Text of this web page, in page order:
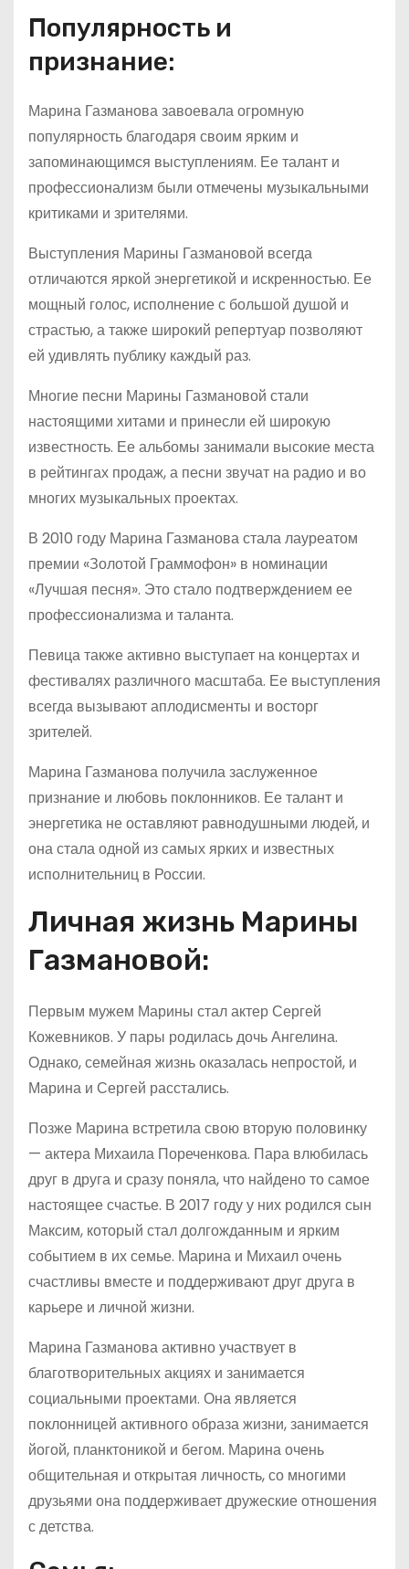
Популярность и
признание:
Марина Газманова завоевала огромную
популярность благодаря своим ярким и
запоминающимся выступлениям. Ее талант и
профессионализм были отмечены музыкальными
критиками и зрителями.
Выступления Марины Газмановой всегда
отличаются яркой энергетикой и искренностью. Ее
мощный голос, исполнение с большой душой и
страстью, а также широкий репертуар позволяют
ей удивлять публику каждый раз.
Многие песни Марины Газмановой стали
настоящими хитами и принесли ей широкую
известность. Ее альбомы занимали высокие места
в рейтингах продаж, а песни звучат на радио и во
многих музыкальных проектах.
В 2010 году Марина Газманова стала лауреатом
премии «Золотой Граммофон» в номинации
«Лучшая песня». Это стало подтверждением ее
профессионализма и таланта.
Певица также активно выступает на концертах и
фестивалях различного масштаба. Ее выступления
всегда вызывают аплодисменты и восторг
зрителей.
Марина Газманова получила заслуженное
признание и любовь поклонников. Ее талант и
энергетика не оставляют равнодушными людей, и
она стала одной из самых ярких и известных
исполнительниц в России.
Личная жизнь Марины
Газмановой:
Первым мужем Марины стал актер Сергей
Кожевников. У пары родилась дочь Ангелина.
Однако, семейная жизнь оказалась непростой, и
Марина и Сергей расстались.
Позже Марина встретила свою вторую половинку
— актера Михаила Пореченкова. Пара влюбилась
друг в друга и сразу поняла, что найдено то самое
настоящее счастье. В 2017 году у них родился сын
Максим, который стал долгожданным и ярким
событием в их семье. Марина и Михаил очень
счастливы вместе и поддерживают друг друга в
карьере и личной жизни.
Марина Газманова активно участвует в
благотворительных акциях и занимается
социальными проектами. Она является
поклонницей активного образа жизни, занимается
йогой, планктоникой и бегом. Марина очень
общительная и открытая личность, со многими
друзьями она поддерживает дружеские отношения
с детства.